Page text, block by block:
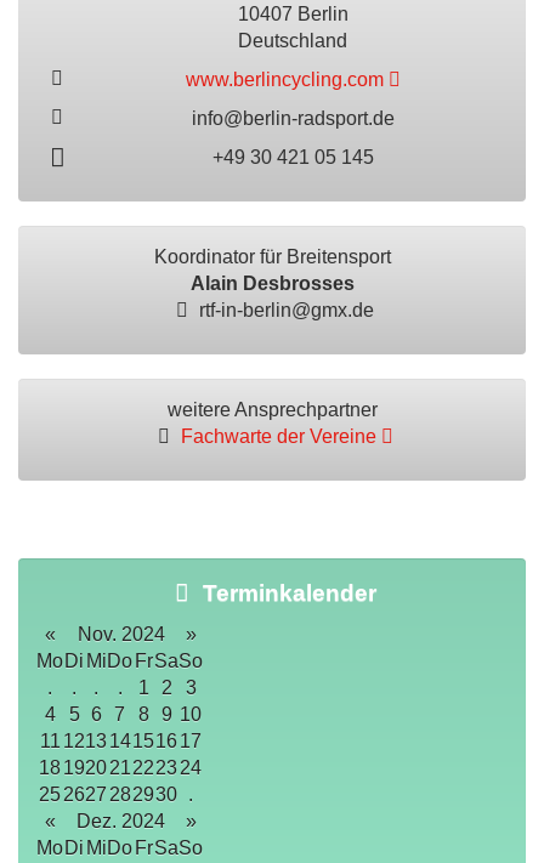
10407 Berlin
Deutschland
www.berlincycling.com
info@berlin-radsport.de
+49 30 421 05 145
Koordinator für Breitensport
Alain Desbrosses
rtf-in-berlin@gmx.de
weitere Ansprechpartner
Fachwarte der Vereine
Terminkalender
« Nov. 2024
»
MoDi MiDo FrSaSo
.
. . . 1 2
3
4
5 6 7 8 9 10
11 121314151617
18192021222324
252627 282930 .
«
Dez. 2024
»
MoDi MiDo FrSaSo